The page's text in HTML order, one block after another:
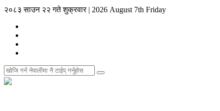
२०८३ साउन २२ गते शुक्रवार | 2026 August 7th Friday